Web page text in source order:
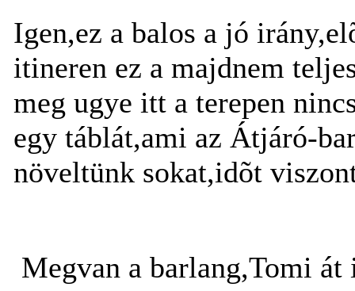
Igen,ez a balos a jó
itineren ez a majdnem
meg ugye itt a terepen
egy táblát,ami az Átjáró-
növeltünk sokat,idõt
Megvan a barlang,Tomi